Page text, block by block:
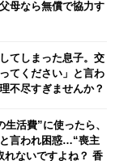
母なら無償で協力す
てしまった息子。交
てください」と言わ
不尽すぎませんか？
活費”に使ったら、
言われ困惑…“喪主
れないですよね？ 香